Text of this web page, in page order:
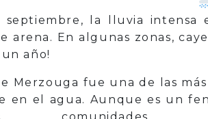
septiembre, la lluvia intensa
arena. En algunas zonas,
año!
Merzouga fue una de las
en el agua. Aunque es un